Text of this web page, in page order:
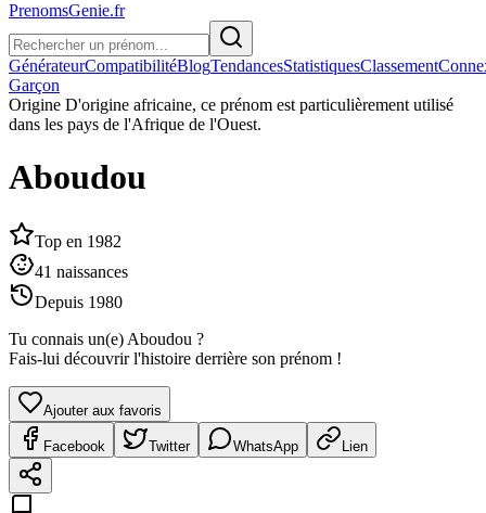
PrenomsGenie.fr
GénérateurCompatibilitéBlogTendancesStatistiquesClassement
Garçon
Origine D'origine africaine, ce prénom est particulièrement utilisé
dans les pays de l'Afrique de l'Ouest.
Aboudou
Top en 1982
41 naissances
Depuis 1980
Tu connais un(e) Aboudou ?
Fais-lui découvrir l'histoire derrière son prénom !
Ajouter aux favoris
Facebook Twitter WhatsApp Lien